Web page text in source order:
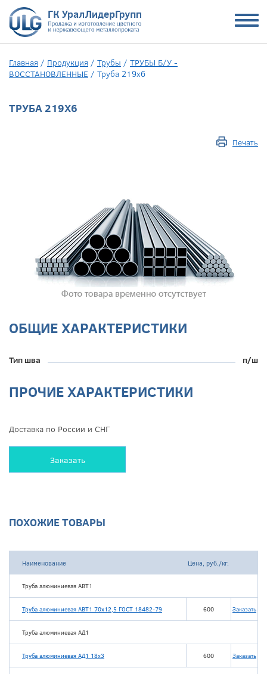
Главная / Продукция / Трубы / ТРУБЫ Б/У -
ВОССТАНОВЛЕННЫЕ / Труба 219х6
ТРУБА 219Х6
Печать
ОБЩИЕ ХАРАКТЕРИСТИКИ
Тип шва п/ш
ПРОЧИЕ ХАРАКТЕРИСТИКИ
Доставка по России и СНГ
Заказать
ПОХОЖИЕ ТОВАРЫ
Наименование Цена, руб./кг.
Труба алюминиевая АВТ1
Труба алюминиевая АВТ1 70х12,5 ГОСТ 18482-79 600 Заказать
Труба алюминиевая АД1
Труба алюминиевая АД1 18х3 600 Заказать